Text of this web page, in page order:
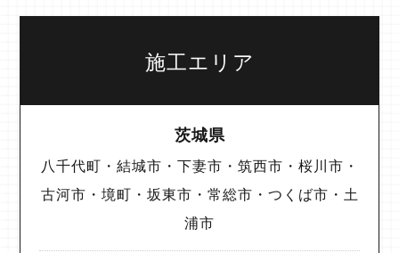
施工エリア
茨城県
八千代町・結城市・下妻市・筑西市・桜川市・
古河市・境町・坂東市・常総市・つくば市・土
浦市